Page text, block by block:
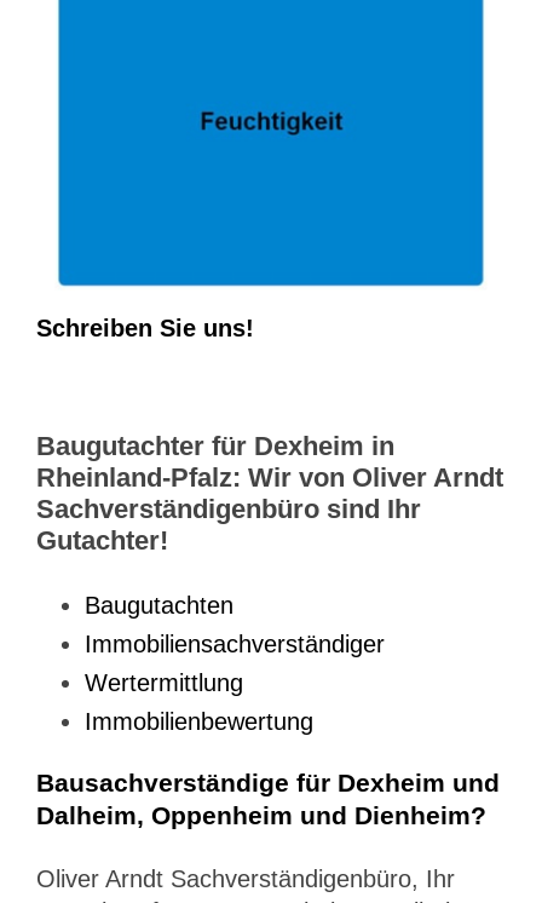
Schreiben Sie uns!
Baugutachter für Dexheim in
Rheinland-Pfalz: Wir von Oliver Arndt
Sachverständigenbüro sind Ihr
Gutachter!
Baugutachten
Immobiliensachverständiger
Wertermittlung
Immobilienbewertung
Bausachverständige für Dexheim und
Dalheim, Oppenheim und Dienheim?
Oliver Arndt Sachverständigenbüro, Ihr